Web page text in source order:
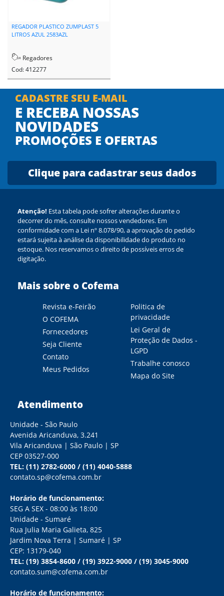
REGADOR PLASTICO ZUMPLAST 5
LITROS AZUL 2583AZL
Regadores
Cod: 412277
CADASTRE SEU E-MAIL
E RECEBA NOSSAS
NOVIDADES
PROMOÇÕES E OFERTAS
Clique para cadastrar seus dados
Atenção! Esta tabela pode sofrer alterações durante o
decorrer do mês, consulte nossos vendedores. Em
conformidade com a Lei nº 8.078/90, a aprovação do pedido
estará sujeita à análise da disponibilidade do produto no
estoque. Nos reservamos o direito de possíveis erros de
digitação.
Mais sobre o Cofema
Revista e-Feirão
O COFEMA
Fornecedores
Seja Cliente
Contato
Meus Pedidos
Politica de
privacidade
Lei Geral de
Proteção de Dados -
LGPD
Trabalhe conosco
Mapa do Site
Atendimento
Unidade - São Paulo
Avenida Aricanduva, 3.241
Vila Aricanduva | São Paulo | SP
CEP 03527-000
TEL: (11) 2782-6000 / (11) 4040-5888
contato.sp@cofema.com.br
Horário de funcionamento:
SEG A SEX - 08:00 às 18:00
Unidade - Sumaré
Rua Julia Maria Galieta, 825
Jardim Nova Terra | Sumaré | SP
CEP: 13179-040
TEL: (19) 3854-8600 / (19) 3922-9000 / (19) 3045-9000
contato.sum@cofema.com.br
Horário de funcionamento: